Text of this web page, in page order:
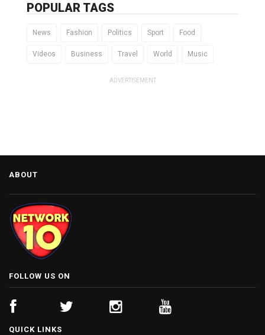
POPULAR TAGS
News Fashion Politics Sport Food
Videos Business Travel World Music
ADVERTISEMENT
ABOUT
FOLLOW US ON
QUICK LINKS